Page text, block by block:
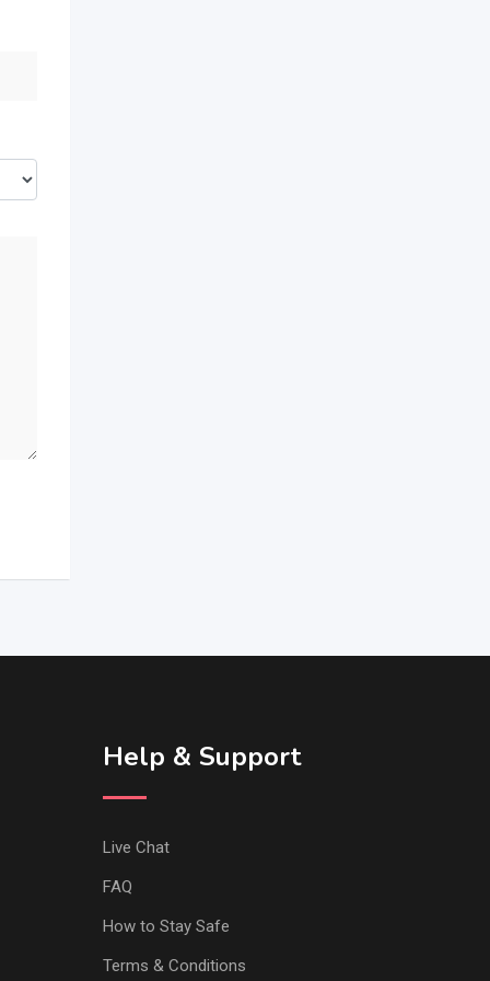
Help & Support
Live Chat
FAQ
How to Stay Safe
Terms & Conditions